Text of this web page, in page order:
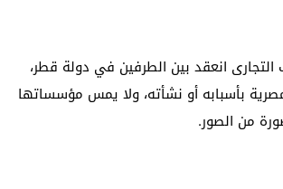
التجارى انعقد بين الطرفين في دولة قطر،
بأسبابه أو نشأته، ولا يمس مؤسساتها
من الصور.